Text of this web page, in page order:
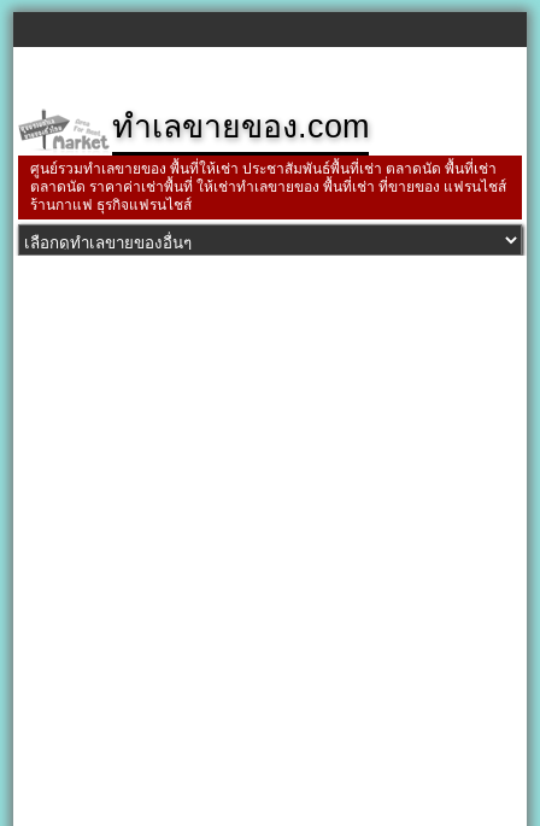
ทำเลขายของ.com
ศูนย์รวมทำเลขายของ พื้นที่ให้เช่า ประชาสัมพันธ์พื้นที่เช่า ตลาดนัด พื้นที่เช่า
ตลาดนัด ราคาค่าเช่าพื้นที่ ให้เช่าทำเลขายของ พื้นที่เช่า ที่ขายของ แฟรนไชส์
ร้านกาแฟ ธุรกิจแฟรนไชส์